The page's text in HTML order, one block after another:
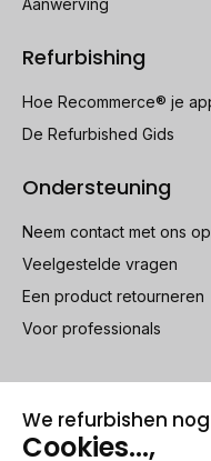
Refurbishing
Hoe Recommerce® je
De Refurbished Gids
Ondersteuning
Neem contact met ons
Veelgestelde vragen
Een product retourneren
Voor professionals
100% beveiligde